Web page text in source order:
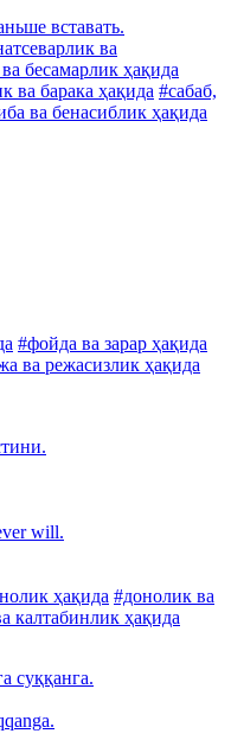
вставать.
ва
бесамарлик ҳақида
ва барака ҳақида #сабаб,
ва бенасиблик ҳақида
#фойда ва зарар ҳақида
ва режасизлик ҳақида
will.
ҳақида #донолик ва
калтабинлик ҳақида
суққанга.